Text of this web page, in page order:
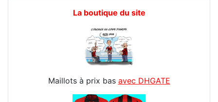
La boutique du site
Maillots à prix bas avec DHGATE